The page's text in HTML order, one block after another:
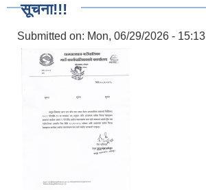
सूचना!!!
Submitted on: Mon, 06/29/2026 - 15:13